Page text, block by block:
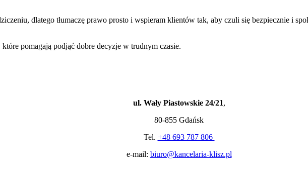
dlatego tłumaczę prawo prosto i wspieram klientów tak, aby czuli się bezpiecznie i
pomagają podjąć dobre decyzje w trudnym czasie.
ul. Wały Piastowskie 24/21,
80-855 Gdańsk
Tel. +48 693 787 806
e-mail: biuro@kancelaria-klisz.pl